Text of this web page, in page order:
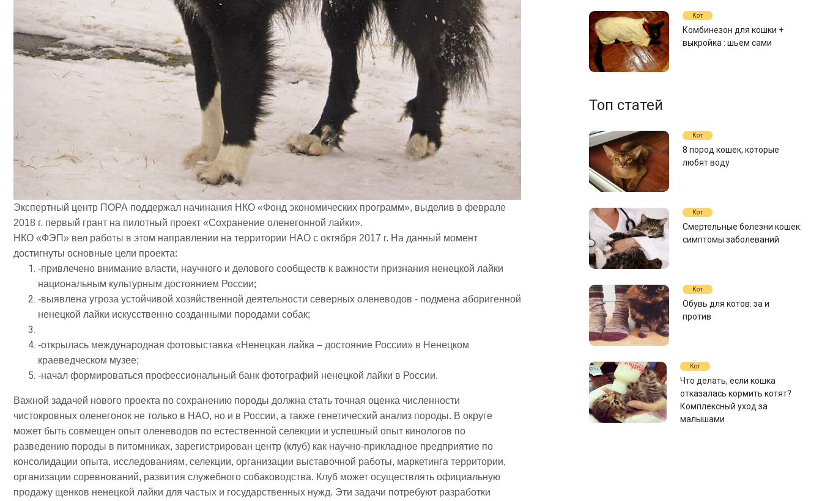
Экспертный центр ПОРА поддержал начинания НКО «Фонд экономических программ», выделив в феврале
2018 г. первый грант на пилотный проект «Сохранение оленегонной лайки».
НКО «ФЭП» вел работы в этом направлении на территории НАО с октября 2017 г. На данный момент
достигнуты основные цели проекта:
-привлечено внимание власти, научного и делового сообществ к важности признания ненецкой лайки
национальным культурным достоянием России;
-выявлена угроза устойчивой хозяйственной деятельности северных оленеводов - подмена аборигенной
ненецкой лайки искусственно созданными породами собак;
-открылась международная фотовыставка «Ненецкая лайка – достояние России» в Ненецком
краеведческом музее;
-начал формироваться профессиональный банк фотографий ненецкой лайки в России.
Важной задачей нового проекта по сохранению породы должна стать точная оценка численности
чистокровных оленегонок не только в НАО, но и в России, а также генетический анализ породы. В округе
может быть совмещен опыт оленеводов по естественной селекции и успешный опыт кинологов по
разведению породы в питомниках, зарегистрирован центр (клуб) как научно-прикладное предприятие по
консолидации опыта, исследованиям, селекции, организации выставочной работы, маркетинга территории,
организации соревнований, развития служебного собаководства. Клуб может осуществлять официальную
продажу щенков ненецкой лайки для частых и государственных нужд. Эти задачи потребуют разработки
Кот
Комбинезон для кошки +
выкройка : шьем сами
Топ статей
Кот
8 пород кошек, которые
любят воду
Кот
Смертельные болезни кошек:
симптомы заболеваний
Кот
Обувь для котов: за и
против
Кот
Что делать, если кошка
отказалась кормить котят?
Комплексный уход за
малышами